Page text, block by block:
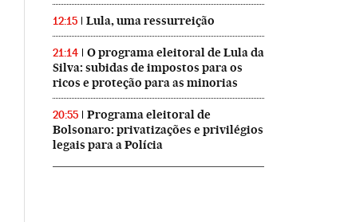
12:15 Lula, uma ressurreição
21:14
O programa eleitoral de Lula da
Silva: subidas de impostos para os
ricos e proteção para as minorias
20:55
Programa eleitoral de
Bolsonaro: privatizações e privilégios
legais para a Polícia